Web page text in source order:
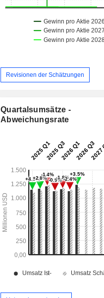
Revisionen der Schätzungen
Quartalsumsätze -
Abweichungsrate